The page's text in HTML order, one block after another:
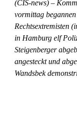
(CIS-news) –
vormittag
Rechtsextremisten
in Hamburg elf
Steigenberger
angesteckt und
Wandsbek